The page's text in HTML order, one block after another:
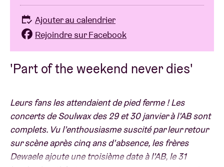
'Part of the weekend never dies'
Leurs fans les attendaient de pied ferme ! Les
concerts de Soulwax des 29 et 30 janvier à l’AB sont
complets. Vu l’enthousiasme suscité par leur retour
sur scène après cinq ans d’absence, les frères
Dewaele ajoute une troisième date à l’AB, le 31
Ajouter au calendrier
Rejoindre sur Facebook